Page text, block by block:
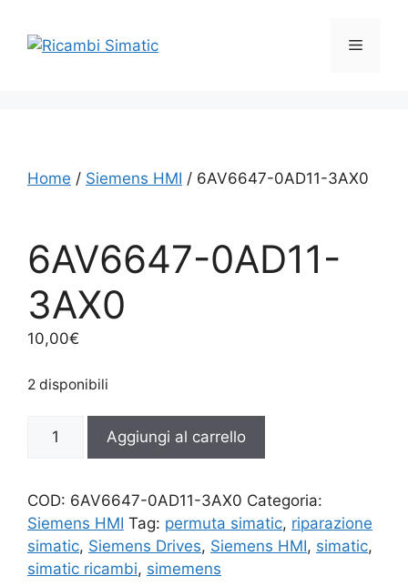
contenuto
Menu
Home / Siemens HMI / 6AV6647-0AD11-3AX0
6AV6647-0AD11-
3AX0
10,00€
2 disponibili
0AD11-
quantità
Aggiungi al carrello
COD: 6AV6647-0AD11-3AX0 Categoria:
Siemens HMI Tag: permuta simatic, riparazione
simatic, Siemens Drives, Siemens HMI, simatic,
simatic ricambi, simemens